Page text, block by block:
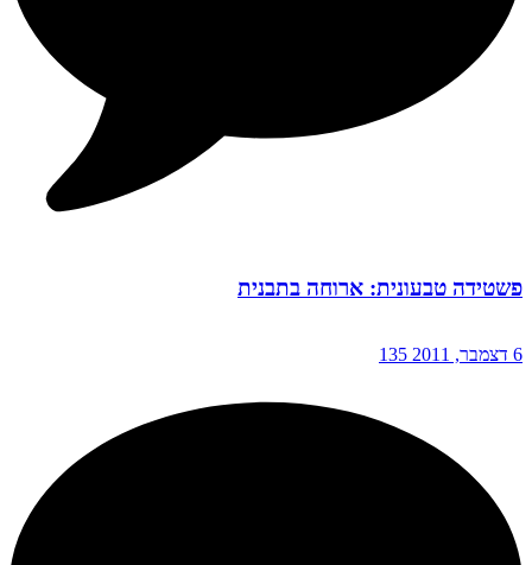
פשטידה טבעונית: ארוחה בתבנית
6 דצמבר, 2011 135